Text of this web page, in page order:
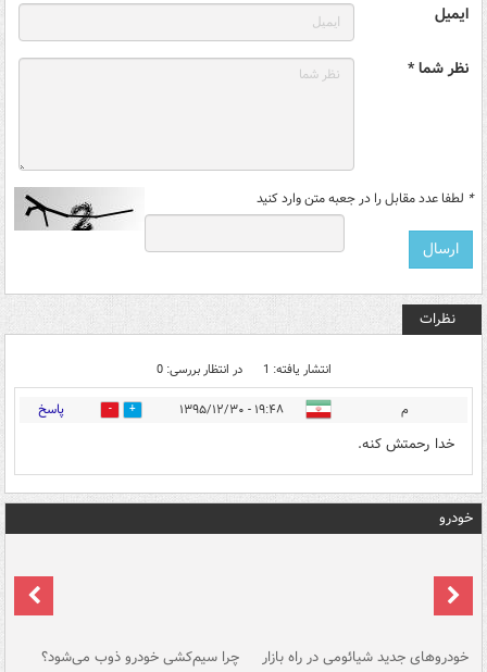
ایمیل
نظر شما *
* لطفا عدد مقابل را در جعبه متن وارد کنید
نظرات
انتشار یافته: 1 در انتظار بررسی: 0
م ۱۹:۴۸ - ۱۳۹۵/۱۲/۳۰ 4 پاسخ
خدا رحمتش کنه.
خودرو
خودروهای جدید شیائومی در راه بازار چرا سیم‌کشی خودرو ذوب می‌شود؟